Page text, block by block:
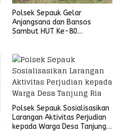
Polsek Sepauk Gelar
Anjangsana dan Bansos
Sambut HUT Ke-80
Polsek Sepauk Sosialisasikan
Larangan Aktivitas Perjudian
kepada Warga Desa Tanjung